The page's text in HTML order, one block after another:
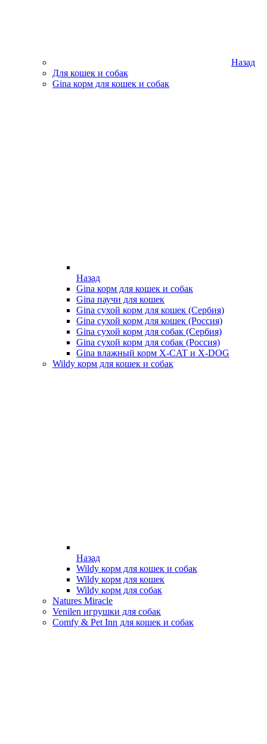
Назад
Для кошек и собак
Gina корм для кошек и собак
Назад
Gina корм для кошек и собак
Gina паучи для кошек
Gina сухой корм для кошек (Сербия)
Gina сухой корм для кошек (Россия)
Gina сухой корм для собак (Сербия)
Gina сухой корм для собак (Россия)
Gina влажный корм X-CAT и X-DOG
Wildy корм для кошек и собак
Назад
Wildy корм для кошек и собак
Wildy корм для кошек
Wildy корм для собак
Natures Miracle
Venilen игрушки для собак
Comfy & Pet Inn для кошек и собак